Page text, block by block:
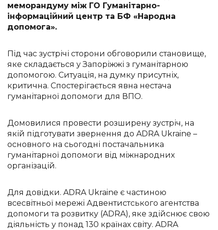
меморандуму між ГО Гуманітарно-
інформаційний центр та БФ «Народна
допомога».
Під час зустрічі сторони обговорили становище,
яке складається у Запоріжжі з гуманітарною
допомогою. Ситуація, на думку присутніх,
критична. Спостерігається явна нестача
гуманітарної допомоги для ВПО.
Домовилися провести розширену зустріч, на
якій підготувати звернення до ADRA Ukraine –
основного на сьогодні постачальника
гуманітарної допомоги від міжнародних
організацій.
Для довідки. ADRA Ukraine є частиною
всесвітньої мережі Адвентистського агентства
допомоги та розвитку (ADRA), яке здійснює свою
діяльність у понад 130 країнах світу. ADRA